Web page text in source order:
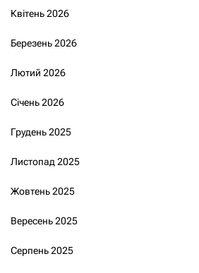
Квітень 2026
Березень 2026
Лютий 2026
Січень 2026
Грудень 2025
Листопад 2025
Жовтень 2025
Вересень 2025
Серпень 2025